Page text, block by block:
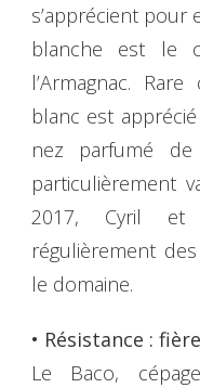
s’apprécient pour
blanche est le
l’Armagnac.
blanc est
nez parfumé de
particulièrement
2017, Cyril et
régulièrement
le domaine.
• Résistance :
Le Baco,